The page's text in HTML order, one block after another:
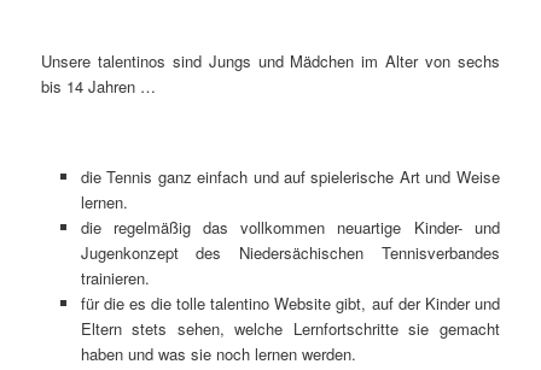
Unsere talentinos sind Jungs und Mädchen im Alter von sechs
bis 14 Jahren …
die Tennis ganz einfach und auf spielerische Art und Weise
lernen.
die regelmäßig das vollkommen neuartige Kinder- und
Jugenkonzept des Niedersächischen Tennisverbandes
trainieren.
für die es die tolle talentino Website gibt, auf der Kinder und
Eltern stets sehen, welche Lernfortschritte sie gemacht
haben und was sie noch lernen werden.